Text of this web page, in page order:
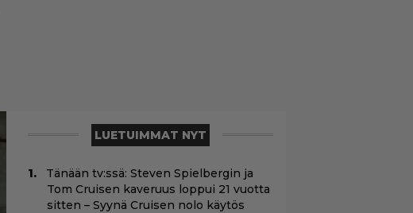
LUETUIMMAT NYT
Tänään tv:ssä: Steven Spielbergin ja
Tom Cruisen kaveruus loppui 21 vuotta
sitten – Syynä Cruisen nolo käytös